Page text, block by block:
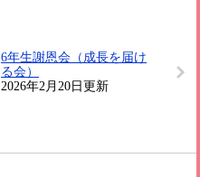
6年生謝恩会（成長を届け
る会）
2026年2月20日更新